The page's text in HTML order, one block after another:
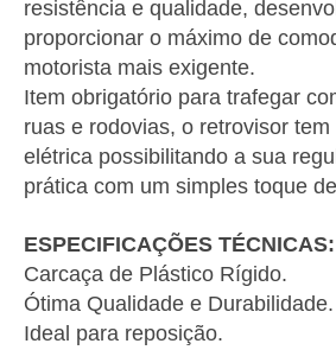
resistência e qualidade,
proporcionar o máximo de
motorista mais exigente.
Item obrigatório para trafegar
ruas e rodovias, o retrovisor tem
elétrica possibilitando a sua
prática com um simples toque
ESPECIFICAÇÕES TÉCNICAS:
Carcaça de Plástico Rígido.
Ótima Qualidade e Durabilidade.
Ideal para reposição.